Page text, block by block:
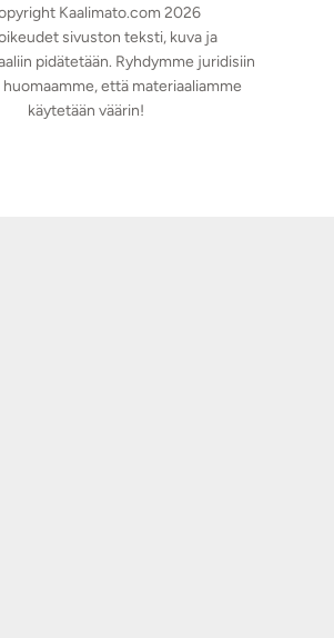
Kaalimato.com 2026
sivuston teksti, kuva ja
pidätetään. Ryhdymme juridisiin
että materiaaliamme
käytetään väärin!